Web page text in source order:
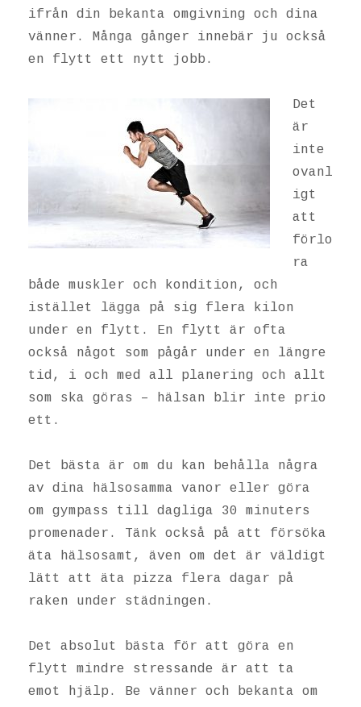
ifrån din bekanta omgivning och dina
vänner. Många gånger innebär ju också
en flytt ett nytt jobb.
Det
är
inte
ovanl
igt
att
förlo
ra
både muskler och kondition, och
istället lägga på sig flera kilon
under en flytt. En flytt är ofta
också något som pågår under en längre
tid, i och med all planering och allt
som ska göras – hälsan blir inte prio
ett.
Det bästa är om du kan behålla några
av dina hälsosamma vanor eller göra
om gympass till dagliga 30 minuters
promenader. Tänk också på att försöka
äta hälsosamt, även om det är väldigt
lätt att äta pizza flera dagar på
raken under städningen.
Det absolut bästa för att göra en
flytt mindre stressande är att ta
emot hjälp. Be vänner och bekanta om